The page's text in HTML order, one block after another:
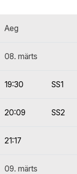
Aeg
08. märts
19:30 SS1
20:09 SS2
21:17
09. märts